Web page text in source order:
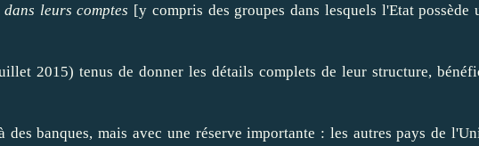
leurs comptes [y compris des groupes dans lesquels l'Etat possède
2015) tenus de donnerles détails complets de leur structure,
banques, mais avec une réserve importante : les autres pays de l'